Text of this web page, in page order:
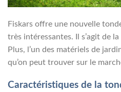
Fiskars offre une nouvelle
très intéressantes. Il s’agit de
Plus, l’un des matériels de
qu’on peut trouver sur le
Caractéristiques de la